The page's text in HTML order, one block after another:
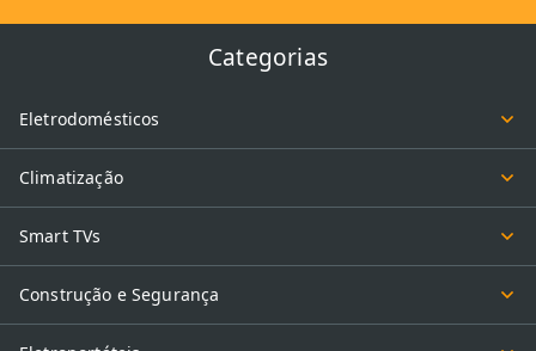
Categorias
Eletrodomésticos
Climatização
Smart TVs
Construção e Segurança